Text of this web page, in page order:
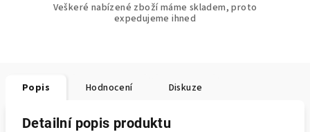
Veškeré nabízené zboží máme skladem, proto
expedujeme ihned
Popis Hodnocení Diskuze
Detailní popis produktu